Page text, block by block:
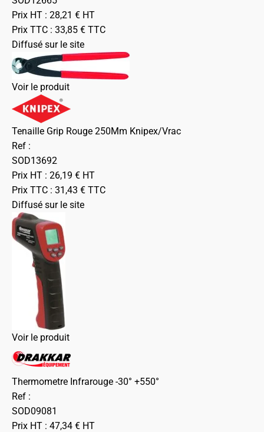
Prix HT : 28,21 € HT
Prix TTC : 33,85 € TTC
Diffusé sur le site
Voir le produit
Tenaille Grip Rouge 250Mm Knipex/Vrac
Ref :
SOD13692
Prix HT : 26,19 € HT
Prix TTC : 31,43 € TTC
Diffusé sur le site
Voir le produit
Thermometre Infrarouge -30° +550°
Ref :
SOD09081
Prix HT : 47,34 € HT